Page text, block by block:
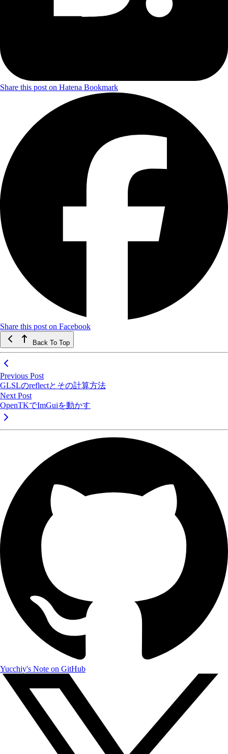
Share this post on Hatena Bookmark
Share this post on Facebook
Back To Top
Previous Post
GLSLのreflectとその計算方法
Next Post
OpenTKでImGuiを動かす
Yucchiy's Note on GitHub